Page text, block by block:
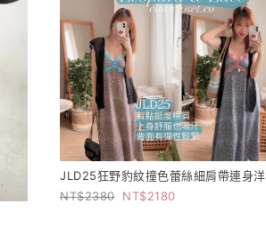
JLD25狂野豹紋撞色蕾絲細肩帶連身洋
2380
2180